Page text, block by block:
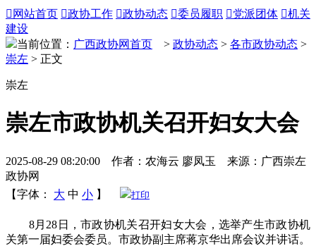
 网站首页 政协工作 政协动态 委员履职 党派团体 机关
建设
当前位置： 广西政协网首页 > 政协动态 > 各市政协动态 >
崇左 > 正文
崇左
崇左市政协机关召开妇女大会
2025-08-29 08:20:00 作者：农海云 廖凤玉 来源：广西崇左
政协网
【字体：
大 中 小 】 打印
8月28日，市政协机关召开妇女大会，选举产生市政协机
关第一届妇委会委员。市政协副主席蒋京华出席会议并讲话。